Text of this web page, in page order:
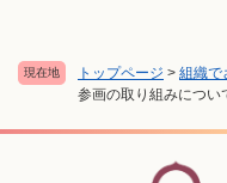
現在地 トップページ > 組織で
参画の取り組みについ